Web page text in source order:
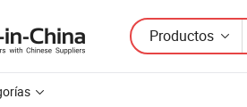
Productos